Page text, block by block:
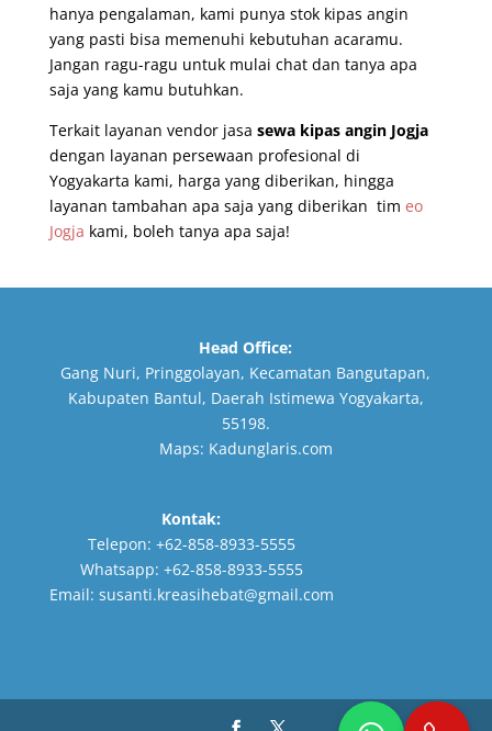
hanya pengalaman, kami punya stok kipas angin
yang pasti bisa memenuhi kebutuhan acaramu.
Jangan ragu-ragu untuk mulai chat dan tanya apa
saja yang kamu butuhkan.
Terkait layanan vendor jasa sewa kipas angin Jogja
dengan layanan persewaan profesional di
Yogyakarta kami, harga yang diberikan, hingga
layanan tambahan apa saja yang diberikan tim eo
Jogja kami, boleh tanya apa saja!
Head Office:
Gang Nuri, Pringgolayan, Kecamatan Bangutapan,
Kabupaten Bantul, Daerah Istimewa Yogyakarta,
55198.
Maps: Kadunglaris.com
Kontak:
Telepon: +62-858-8933-5555
Whatsapp: +62-858-8933-5555
Email: susanti.kreasihebat@gmail.com